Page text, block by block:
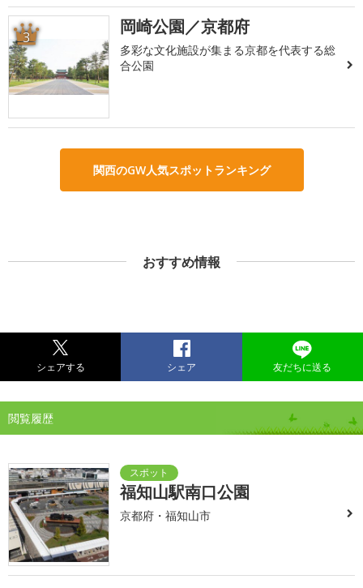
3 岡崎公園／京都府
多彩な文化施設が集まる京都を代表する総
合公園
関西のGW人気スポットランキング
おすすめ情報
シェアする シェア 友だちに送る
閲覧履歴
福知山駅南口公園
京都府・福知山市